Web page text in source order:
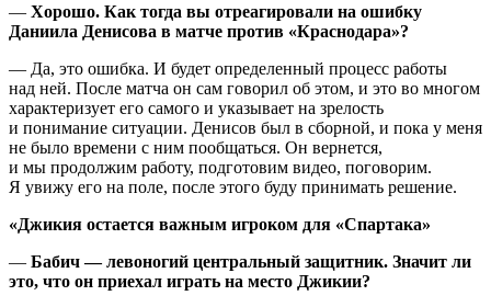
— Хорошо. Как тогда вы отреагировали на ошибку
Даниила Денисова в матче против «Краснодара»?
— Да, это ошибка. И будет определенный процесс работы
над ней. После матча он сам говорил об этом, и это во многом
характеризует его самого и указывает на зрелость
и понимание ситуации. Денисов был в сборной, и пока у меня
не было времени с ним пообщаться. Он вернется,
и мы продолжим работу, подготовим видео, поговорим.
Я увижу его на поле, после этого буду принимать решение.
«Джикия остается важным игроком для «Спартака»
— Бабич — левоногий центральный защитник. Значит ли
это, что он приехал играть на место Джикии?